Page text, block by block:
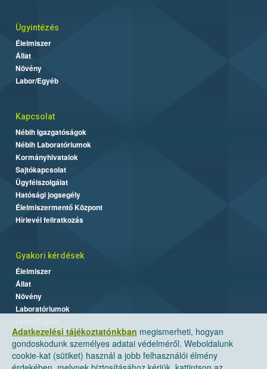
Adatkezelési tájékoztatónkban megismerheti, hogyan
gondoskodunk személyes adatai védelméről. Weboldalunk
cookie-kat (sütiket) használ a jobb felhasználói élmény
Ügyintézés
Élelmiszer
Állat
Növény
Labor/Egyéb
Kapcsolat
Nébih Igazgatóságok
Nébih Laboratóriumok
Kormányhivatalok
Sajtókapcsolat
Ügyfélszolgálat
Hatósági jogsegély
Élelmiszermentő Központ
Hírlevél feliratkozás
Gyakori kérdések
Élelmiszer
Állat
Növény
Laboratóriumok